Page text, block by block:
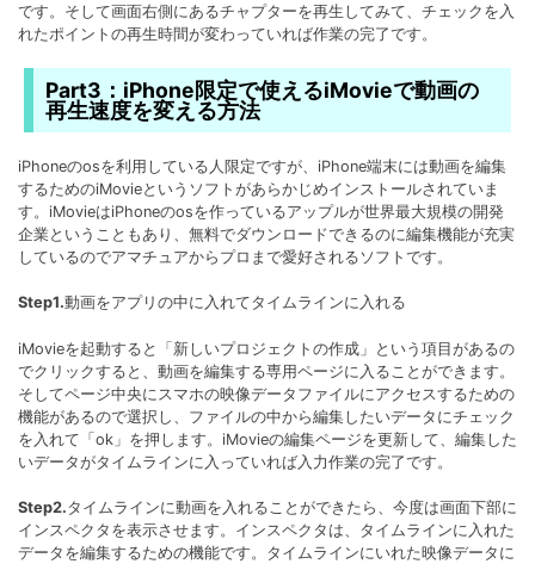
です。そして画面右側にあるチャプターを再生してみて、チェックを入
れたポイントの再生時間が変わっていれば作業の完了です。
Part3：iPhone限定で使えるiMovieで動画の
再生速度を変える方法
iPhoneのosを利用している人限定ですが、iPhone端末には動画を編集
するためのiMovieというソフトがあらかじめインストールされていま
す。iMovieはiPhoneのosを作っているアップルが世界最大規模の開発
企業ということもあり、無料でダウンロードできるのに編集機能が充実
しているのでアマチュアからプロまで愛好されるソフトです。
Step1.動画をアプリの中に入れてタイムラインに入れる
iMovieを起動すると「新しいプロジェクトの作成」という項目があるの
でクリックすると、動画を編集する専用ページに入ることができます。
そしてページ中央にスマホの映像データファイルにアクセスするための
機能があるので選択し、ファイルの中から編集したいデータにチェック
を入れて「ok」を押します。iMovieの編集ページを更新して、編集した
いデータがタイムラインに入っていれば入力作業の完了です。
Step2. タイムラインに動画を入れることができたら、今度は画面下部に
インスペクタを表示させます。インスペクタは、タイムラインに入れた
データを編集するための機能です。タイムラインにいれた映像データに